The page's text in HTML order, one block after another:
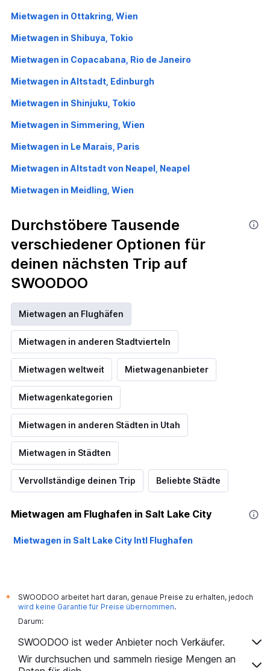
Mietwagen in Ottakring, Wien
Mietwagen in Shibuya, Tokio
Mietwagen in Copacabana, Rio de Janeiro
Mietwagen in Altstadt, Edinburgh
Mietwagen in Shinjuku, Tokio
Mietwagen in Simmering, Wien
Mietwagen in Le Marais, Paris
Mietwagen in Altstadt von Neapel, Neapel
Mietwagen in Meidling, Wien
Durchstöbere Tausende
verschiedener Optionen für
deinen nächsten Trip auf
SWOODOO
Mietwagen an Flughäfen
Mietwagen in anderen Stadtvierteln
Mietwagen weltweit Mietwagenanbieter
Mietwagenkategorien
Mietwagen in anderen Städten in Utah
Mietwagen in Städten
Vervollständige deinen Trip Beliebte Städte
Mietwagen am Flughafen in Salt Lake City
Mietwagen in Salt Lake City Intl Flughafen
*
SWOODOO arbeitet hart daran, genaue Preise zu erhalten, jedoch
wird keine Garantie für Preise übernommen.
Darum:
SWOODOO ist weder Anbieter noch Verkäufer.
Wir durchsuchen und sammeln riesige Mengen an